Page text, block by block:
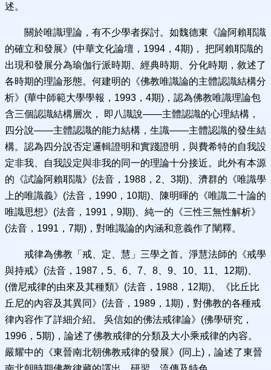
述。
關於唯識理論，有不少學者探討。如魏德東《論阿賴耶識
的確立和發展》(中華文化論壇，1994，4期)， 把阿賴耶識的
出現和發展分為瑜伽行派時期、經典時期、分化時期，敘述了
各時期的理論形態。何建明的《佛教唯識論的主體認識結構分
析》(華中師範大學學報，1993，4期)，認為佛教唯識理論包
含三個認識結構層次， 即八識說——主體認識的心理結構，
四分說——主體認識的能力結構，生識——主體認識的發生結
構。認為四分說否定邏輯證明和實踐證明，與費希特的自我設
定非我、自我設定與非我的同一的理論十分接近。此外有本源
的《試論阿賴耶識》(法音，1988，2、3期)、濟群的《唯識學
上的唯識義》(法音，1990，10期)、陳明暉的《唯識二十論的
唯識思想》(法音，1991，9期)、純一的《三性三無性解析》
(法音，1991，7期)，對唯識論的內涵和意義作了闡釋。
戒律為佛教「戒、定、慧」三學之首。淨慧法師的《戒學
與持戒》(法音，1987，5、6、7、8、9、10、11、12期)、
(僧尼戒律的由來及其種類》(法音，1988，12期)、《比丘比
丘尼的內容及其異同》(法音，1989，1期)，對佛教的各種戒
律內容作了詳細介紹。 吳信如的佛法戒律論》(佛學研究，
1996，5期)，論述了佛教戒律的分類及大小乘戒律的內容。
嚴耀中的《東晉南北朝佛教戒律的發展》(同上)，論述了東晉